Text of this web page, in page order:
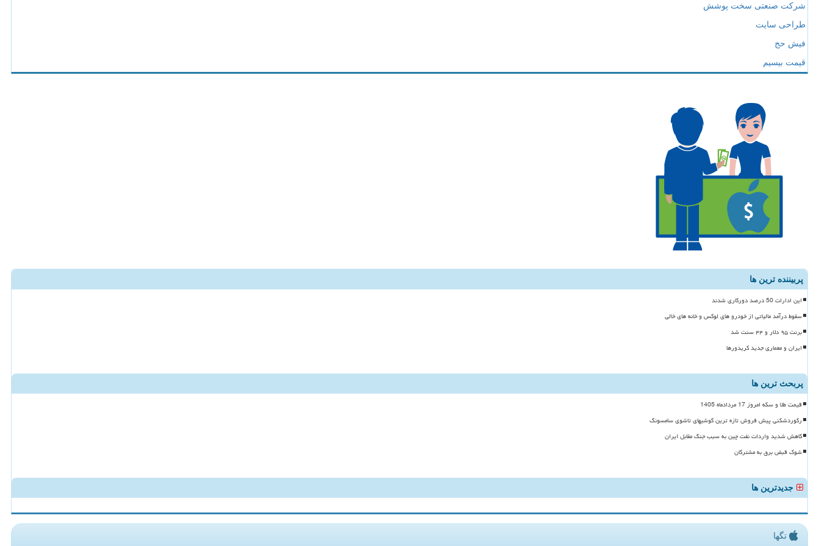
شرکت صنعتی سخت پوشش
طراحی سایت
فیش حج
قیمت بیسیم
پربیننده ترین ها
این ادارات 50 درصد دورکاری شدند
سقوط درآمد مالیاتی از خودرو های لوکس و خانه های خالی
برنت ۹۵ دلار و ۴۴ سنت شد
ایران و معماری جدید کریدورها
پربحث ترین ها
قیمت طلا و سکه امروز 17 مردادماه 1405
رکوردشکنی پیش فروش تازه ترین گوشیهای تاشوی سامسونگ
کاهش شدید واردات نفت چین به سبب جنگ مقابل ایران
شوک قبض برق به مشترکان
جدیدترین ها
تگها